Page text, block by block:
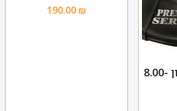
פנימית לגלגל בלון 8.00-
190.00 ₪